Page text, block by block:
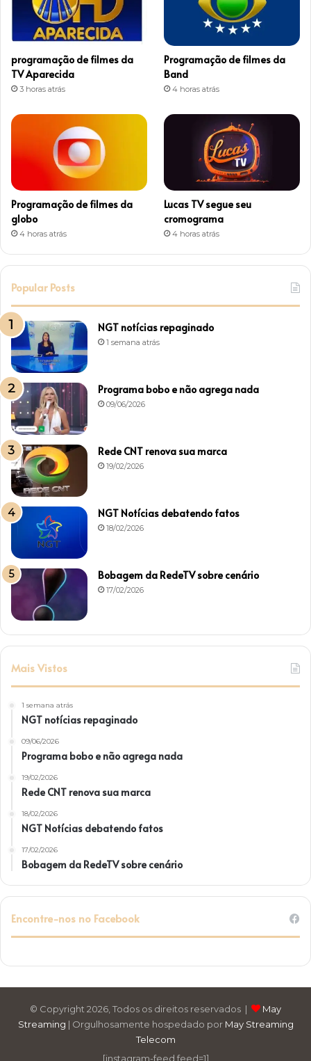
r
a
programação de filmes da
TV Aparecida
3 horas atrás
Programação de filmes da
Band
4 horas atrás
Programação de filmes da
globo
4 horas atrás
Lucas TV segue seu
cromograma
4 horas atrás
Popular Posts
NGT notícias repaginado
1 semana atrás
Programa bobo e não agrega nada
09/06/2026
Rede CNT renova sua marca
19/02/2026
NGT Notícias debatendo fatos
18/02/2026
Bobagem da RedeTV sobre cenário
17/02/2026
Mais Vistos
1 semana atrás
NGT notícias repaginado
09/06/2026
Programa bobo e não agrega nada
19/02/2026
Rede CNT renova sua marca
18/02/2026
NGT Notícias debatendo fatos
17/02/2026
Bobagem da RedeTV sobre cenário
Encontre-nos no Facebook
© Copyright 2026, Todos os direitos reservados |
May
Streaming | Orgulhosamente hospedado por May Streaming
Telecom
[instagram-feed feed=1]